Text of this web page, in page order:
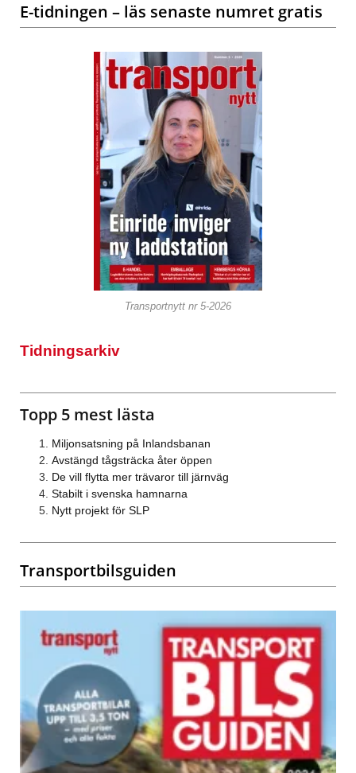
E-tidningen – läs senaste numret gratis
Transportnytt nr 5-2026
Tidningsarkiv
Topp 5 mest lästa
Miljonsatsning på Inlandsbanan
Avstängd tågsträcka åter öppen
De vill flytta mer trävaror till järnväg
Stabilt i svenska hamnarna
Nytt projekt för SLP
Transportbilsguiden